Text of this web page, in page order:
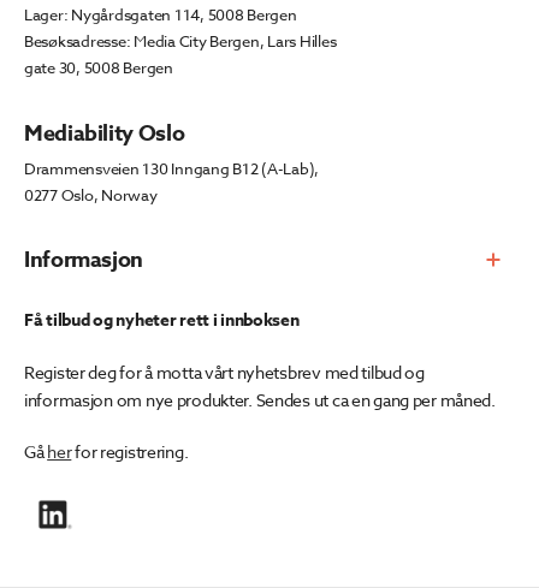
Informasjon
Lager: Nygårdsgaten 114, 5008 Bergen
Besøksadresse: Media City Bergen, Lars Hilles
gate 30, 5008 Bergen
Mediability Oslo
Drammensveien 130 Inngang B12 (A-Lab),
0277 Oslo, Norway
Få tilbud og nyheter rett i innboksen
Register deg for å motta vårt nyhetsbrev med tilbud og
informasjon om nye produkter. Sendes ut ca en gang per måned.
Gåherfor registrering.